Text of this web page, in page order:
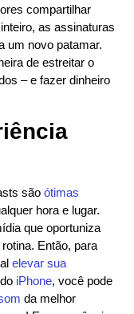
compartilhar
as assinaturas
um novo patamar.
de estreitar o
– e fazer dinheiro
são ótimas
hora e lugar.
que oportuniza
Então, para
elevar sua
iPhone, você pode
da melhor